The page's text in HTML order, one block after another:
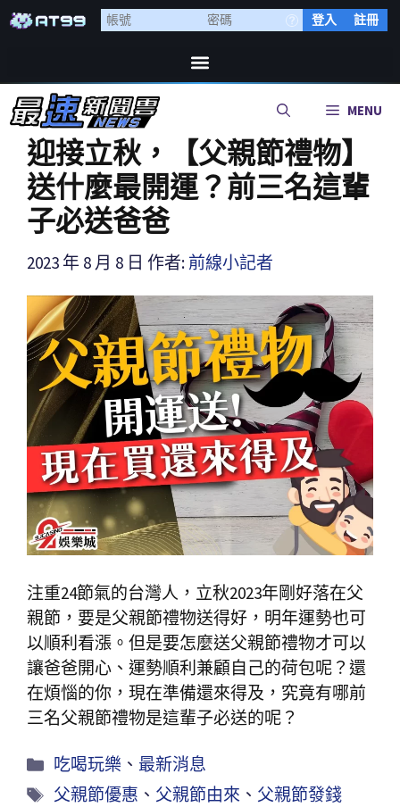
登入 註冊
MENU
迎接立秋，【父親節禮物】
送什麼最開運？前三名這輩
子必送爸爸
2023 年 8 月 8 日 作者: 前線小記者
注重24節氣的台灣人，立秋2023年剛好落在父
親節，要是父親節禮物送得好，明年運勢也可
以順利看漲。但是要怎麼送父親節禮物才可以
讓爸爸開心、運勢順利兼顧自己的荷包呢？還
在煩惱的你，現在準備還來得及，究竟有哪前
三名父親節禮物是這輩子必送的呢？
吃喝玩樂 、最新消息
父親節優惠 、 父親節由來 、 父親節發錢